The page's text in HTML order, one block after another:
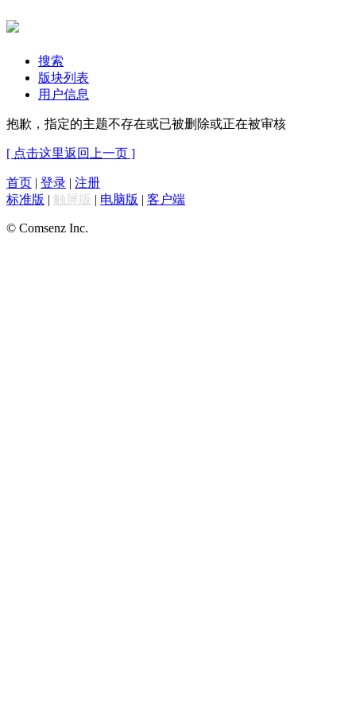
搜索
版块列表
用户信息
抱歉，指定的主题不存在或已被删除或正在被审核
[ 点击这里返回上一页 ]
首页 | 登录 | 注册
标准版 | 触屏版 | 电脑版 | 客户端
© Comsenz Inc.